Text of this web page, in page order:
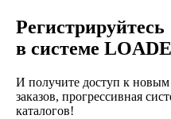
Регистрируйтесь
в системе
И получите доступ к
заказов, прогрессивная
каталогов!